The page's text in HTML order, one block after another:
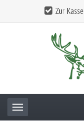
Zur Kasse
Toggle navigation